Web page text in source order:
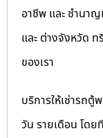
อาชีพ และ ชำนา
และ ต่างจังหวัด ท
ของเรา
บริการให้เช่ารถ
วัน รายเดือน โด